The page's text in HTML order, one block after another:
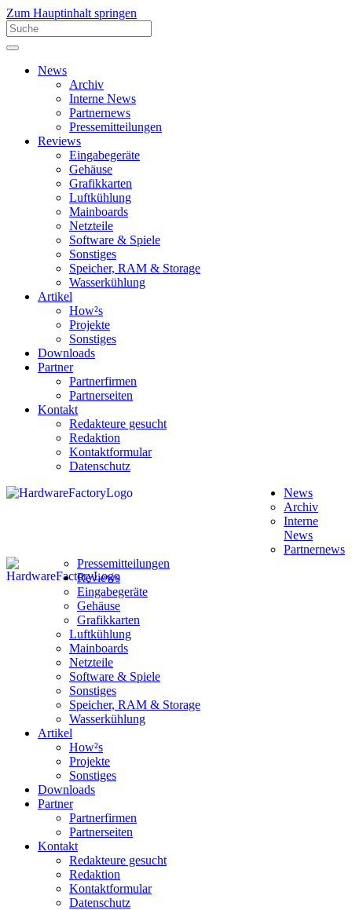
Zum Hauptinhalt springen
News
Archiv
Interne News
Partnernews
Pressemitteilungen
Reviews
Eingabegeräte
Gehäuse
Grafikkarten
Luftkühlung
Mainboards
Netzteile
Software & Spiele
Sonstiges
Speicher, RAM & Storage
Wasserkühlung
Artikel
How²s
Projekte
Sonstiges
Downloads
Partner
Partnerfirmen
Partnerseiten
Kontakt
Redakteure gesucht
Redaktion
Kontaktformular
Datenschutz
News
Archiv
Interne
News
Partnernews
Pressemitteilungen
Reviews
Eingabegeräte
Gehäuse
Grafikkarten
Luftkühlung
Mainboards
Netzteile
Software & Spiele
Sonstiges
Speicher, RAM & Storage
Wasserkühlung
Artikel
How²s
Projekte
Sonstiges
Downloads
Partner
Partnerfirmen
Partnerseiten
Kontakt
Redakteure gesucht
Redaktion
Kontaktformular
Datenschutz